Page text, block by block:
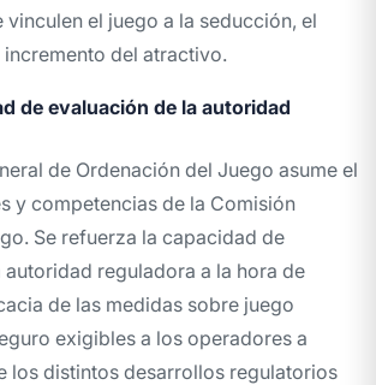
el juego a la seducción, el
del atractivo.
de evaluación de la autoridad
de Ordenación del Juego asume el
y competencias de la Comisión
Se refuerza la capacidad de
reguladora a la hora de
de las medidas sobre juego
exigibles a los operadores a
los distintos desarrollos regulatorios